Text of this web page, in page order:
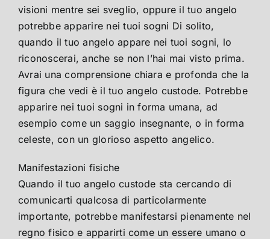
visioni mentre sei sveglio, oppure il tuo angelo
potrebbe apparire nei tuoi sogni Di solito,
quando il tuo angelo appare nei tuoi sogni, lo
riconoscerai, anche se non l’hai mai visto prima.
Avrai una comprensione chiara e profonda che la
figura che vedi è il tuo angelo custode. Potrebbe
apparire nei tuoi sogni in forma umana, ad
esempio come un saggio insegnante, o in forma
celeste, con un glorioso aspetto angelico.
Manifestazioni fisiche
Quando il tuo angelo custode sta cercando di
comunicarti qualcosa di particolarmente
importante, potrebbe manifestarsi pienamente nel
regno fisico e apparirti come un essere umano o